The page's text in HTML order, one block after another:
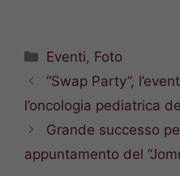
Categorie
Eventi, Foto
“Swap Party”,
l’oncologia pediatrica
Grande successo
appuntamento del